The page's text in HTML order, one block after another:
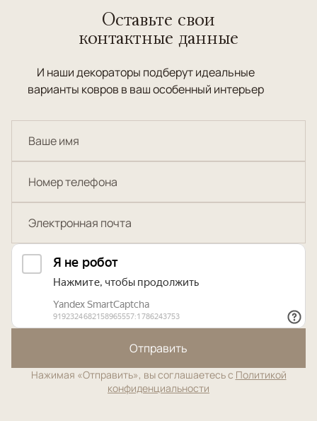
Оставьте свои
контактные данные
И наши декораторы подберут идеальные
варианты ковров в ваш особенный интерьер
Отправить
Нажимая «Отправить», вы соглашаетесь с Политикой
конфиденциальности